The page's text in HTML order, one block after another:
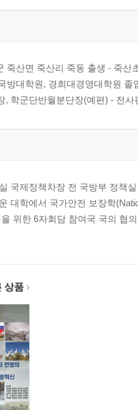
죽산면 죽산리 죽동 출생 - 죽산
방대학원, 경희대경영대학원
, 학군단반월분단장(예편) - 전
국제정책차장 전 국방부 정책
대학에서 국가안전 보장학
위한 6자회담 참여국 국의 협
상품